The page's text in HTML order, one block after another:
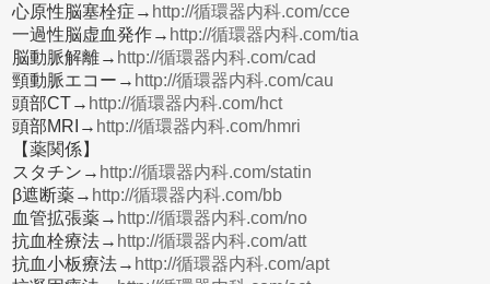
心原性脳塞栓症→ http://循環器内科.com/cce
一過性脳虚血発作→ http://循環器内科.com/tia
脳動脈解離→ http://循環器内科.com/cad
頸動脈エコー→ http://循環器内科.com/cau
頭部CT→ http://循環器内科.com/hct
頭部MRI→ http://循環器内科.com/hmri
【薬関係】
スタチン→ http://循環器内科.com/statin
β遮断薬→ http://循環器内科.com/bb
血管拡張薬→ http://循環器内科.com/no
抗血栓療法→ http://循環器内科.com/att
抗血小板療法→ http://循環器内科.com/apt